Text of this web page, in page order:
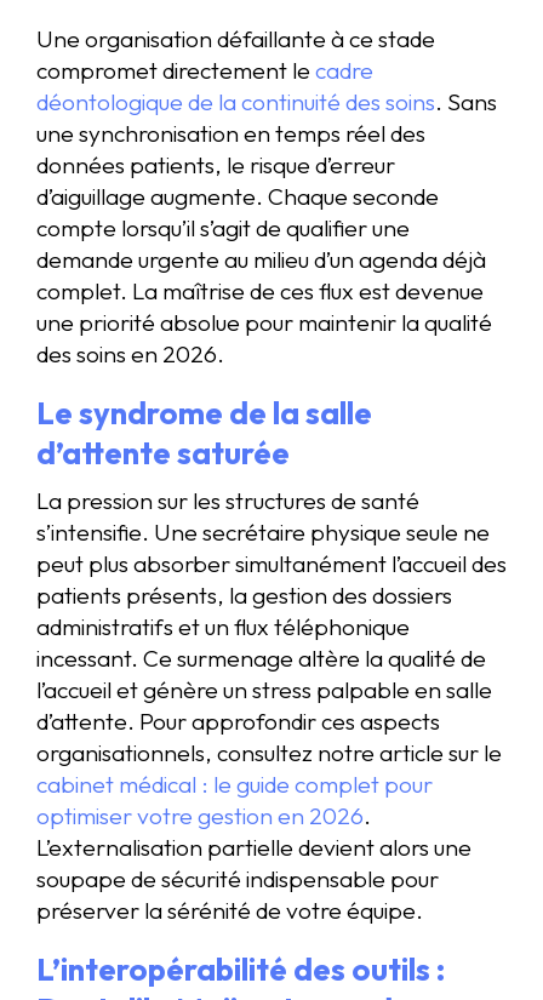
Une organisation défaillante à ce stade
compromet directement le cadre
déontologique de la continuité des soins. Sans
une synchronisation en temps réel des
données patients, le risque d’erreur
d’aiguillage augmente. Chaque seconde
compte lorsqu’il s’agit de qualifier une
demande urgente au milieu d’un agenda déjà
complet. La maîtrise de ces flux est devenue
une priorité absolue pour maintenir la qualité
des soins en 2026.
Le syndrome de la salle
d’attente saturée
La pression sur les structures de santé
s’intensifie. Une secrétaire physique seule ne
peut plus absorber simultanément l’accueil des
patients présents, la gestion des dossiers
administratifs et un flux téléphonique
incessant. Ce surmenage altère la qualité de
l’accueil et génère un stress palpable en salle
d’attente. Pour approfondir ces aspects
organisationnels, consultez notre article sur le
cabinet médical : le guide complet pour
optimiser votre gestion en 2026.
L’externalisation partielle devient alors une
soupape de sécurité indispensable pour
préserver la sérénité de votre équipe.
L’interopérabilité des outils :